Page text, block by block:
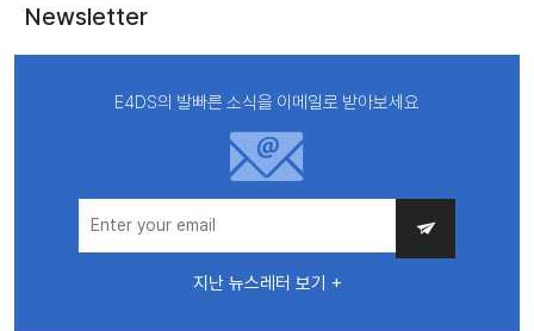
Newsletter
E4DS의 발빠른 소식을 이메일로 받아보세요
지난 뉴스레터 보기 +